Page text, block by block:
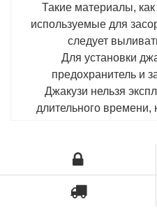
Такие материалы,
используемые для
следует
Для установки
предохранитель и
Джакузи нельзя
длительного времени,